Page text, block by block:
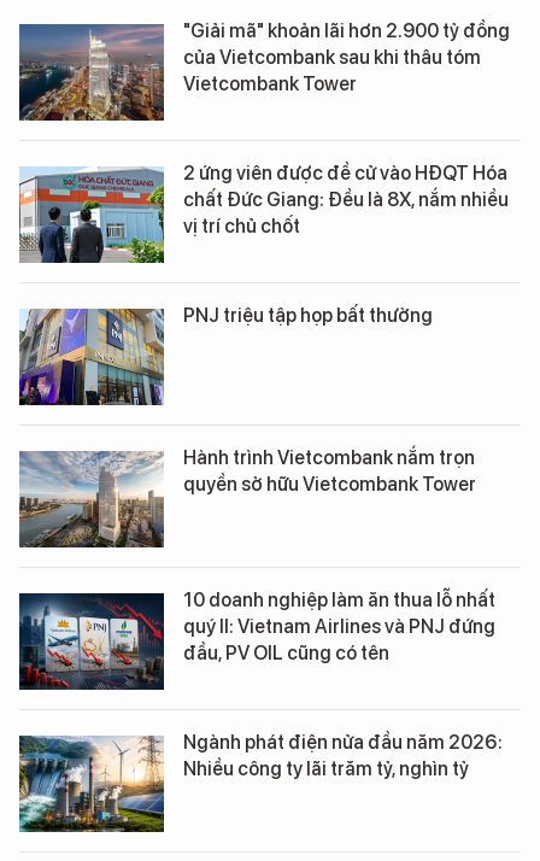
"Giải mã" khoản lãi hơn 2.900 tỷ đồng
của Vietcombank sau khi thâu tóm
Vietcombank Tower
2 ứng viên được đề cử vào HĐQT Hóa
chất Đức Giang: Đều là 8X, nắm nhiều
vị trí chủ chốt
PNJ triệu tập họp bất thường
Hành trình Vietcombank nắm trọn
quyền sở hữu Vietcombank Tower
10 doanh nghiệp làm ăn thua lỗ nhất
quý II: Vietnam Airlines và PNJ đứng
đầu, PV OIL cũng có tên
Ngành phát điện nửa đầu năm 2026:
Nhiều công ty lãi trăm tỷ, nghìn tỷ